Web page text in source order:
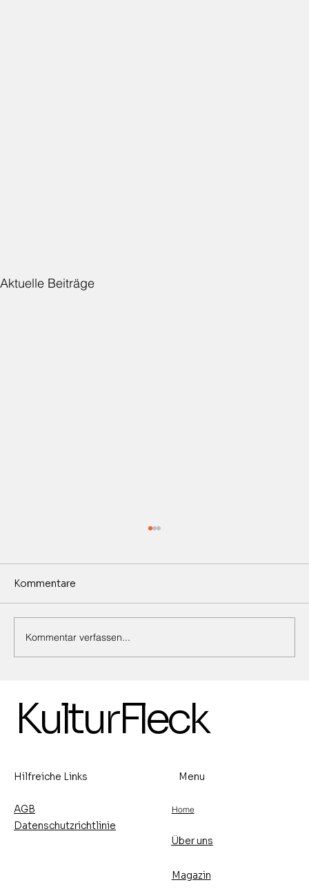
Aktuelle Beiträge
Malerei und Michael Ehlers,
Lederhandwerkskunst -15.- 30.8.2026
- Vernissage: Freitag, den 14.8.2026
Kommentare
Kommentar verfassen...
KulturFleck
Hilfreiche Links
AGB
Datenschutzrichtlinie
Menu
Home
Über uns
Magazin